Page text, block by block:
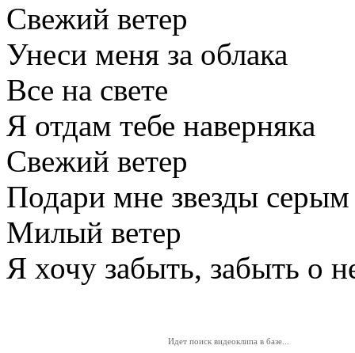
Свежий ветер
Унеси меня за облака
Все на свете
Я отдам тебе наверняка
Свежий ветер
Подари мне звезды
Милый ветер
Я хочу забыть, забыть о
Идет поиск видеоклипа в базе...